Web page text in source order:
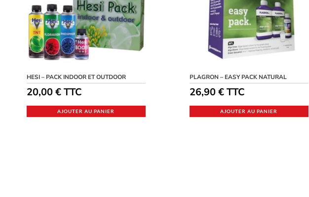
HESI – PACK INDOOR ET OUTDOOR
20,00€ TTC
AJOUTER AU PANIER
PLAGRON – EASY PACK NATURAL
26,90€TTC
AJOUTER AU PANIER